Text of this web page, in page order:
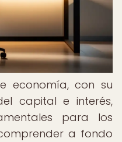
economía, con su
capital e interés,
para los
a fondo